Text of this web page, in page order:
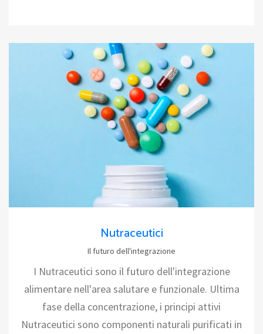
Nutraceutici
Il futuro dell'integrazione
I Nutraceutici sono il futuro dell'integrazione
alimentare nell'area salutare e funzionale. Ultima
fase della concentrazione, i principi attivi
Nutraceutici sono componenti naturali purificati in